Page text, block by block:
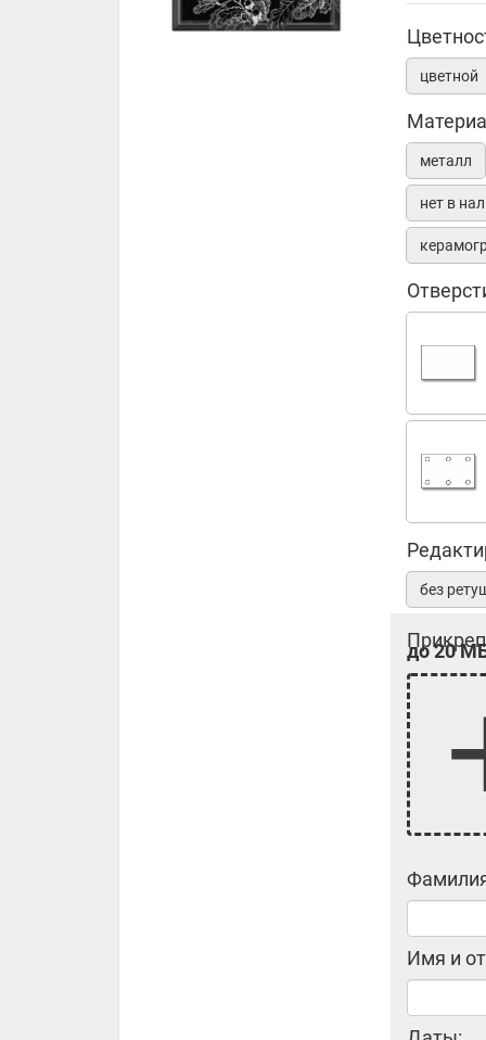
цветной
металл
нет в
без
до 20
Имя и